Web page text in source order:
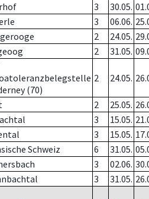
3 30.05.
3 06.06.
2 24.05.
2 31.05.
(70)
2 24.05.
2 25.05.
3 15.05.
3 15.05.
Schweiz 6 31.05.
3 02.06.
3 31.05.